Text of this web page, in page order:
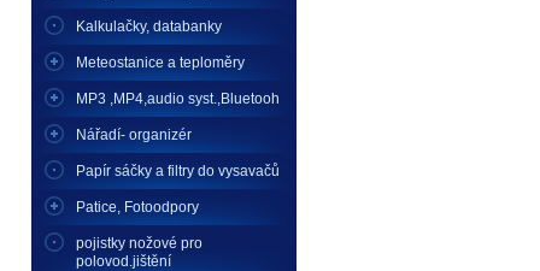
Kalkulačky, databanky
Meteostanice a teploměry
MP3 ,MP4,audio syst.,Bluetooh
Nářadí- organizér
Papír sáčky a filtry do vysavačů
Patice, Fotoodpory
pojistky nožové pro
polovod.jištění